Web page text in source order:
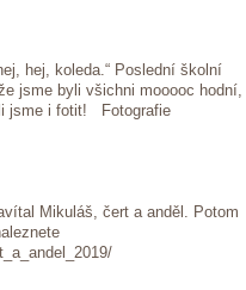
hej, koleda.“ Poslední školní
jsme byli všichni mooooc hodní,
jsme i fotit! Fotografie
Mikuláš, čert a anděl. Potom